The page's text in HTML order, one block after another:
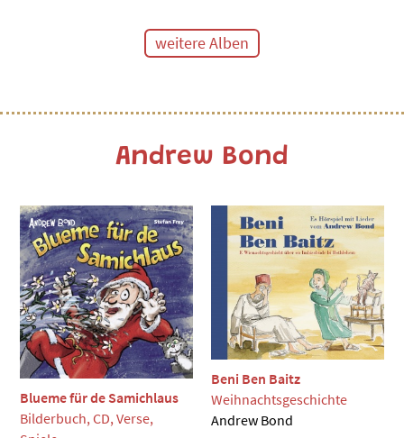
weitere Alben
Andrew Bond
Blueme für de Samichlaus
Bilderbuch, CD, Verse,
Beni Ben Baitz
Weihnachtsgeschichte
Andrew Bond